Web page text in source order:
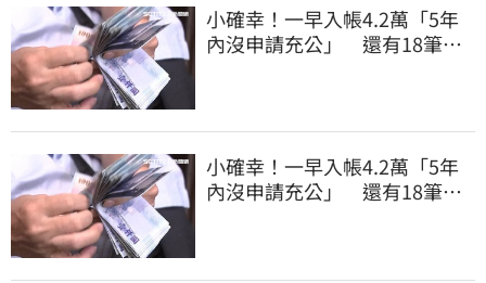
小確幸！一早入帳4.2萬「5年
內沒申請充公」 還有18筆錢
小確幸！一早入帳4.2萬「5年
內沒申請充公」 還有18筆錢